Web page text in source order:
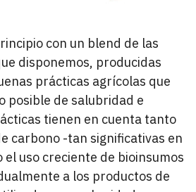
con un blend de las
disponemos, producidas
prácticas agrícolas que
posible de salubridad e
tienen en cuenta tanto
carbono -tan significativas en
el uso creciente de bioinsumos
a los productos de